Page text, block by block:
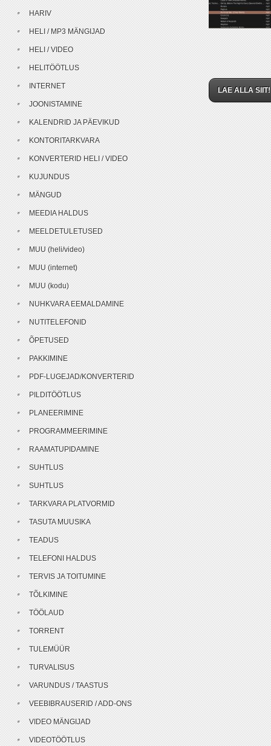
LAE ALLA SIIT!
HARIV
HELI / MP3 MÄNGIJAD
HELI / VIDEO
HELITÖÖTLUS
INTERNET
JOONISTAMINE
KALENDRID JA PÄEVIKUD
KONTORITARKVARA
KONVERTERID HELI / VIDEO
KUJUNDUS
MÄNGUD
MEEDIA HALDUS
MEELDETULETUSED
MUU (heli/video)
MUU (internet)
MUU (kodu)
NUHKVARA EEMALDAMINE
NUTITELEFONID
ÕPETUSED
PAKKIMINE
PDF-LUGEJAD/KONVERTERID
PILDITÖÖTLUS
PLANEERIMINE
PROGRAMMEERIMINE
RAAMATUPIDAMINE
SUHTLUS
SUHTLUS
TARKVARA PLATVORMID
TASUTA MUUSIKA
TEADUS
TELEFONI HALDUS
TERVIS JA TOITUMINE
TÕLKIMINE
TÖÖLAUD
TORRENT
TULEMÜÜR
TURVALISUS
VARUNDUS / TAASTUS
VEEBIBRAUSERID / ADD-ONS
VIDEO MÄNGIJAD
VIDEOTÖÖTLUS